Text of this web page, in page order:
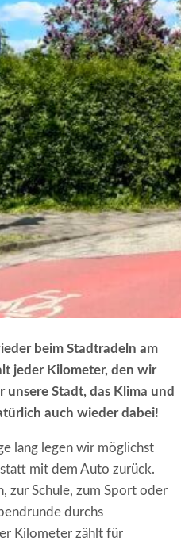
beim Stadtradeln am
jeder Kilometer, den wir
Stadt, das Klima und
auch wieder dabei!
lang legen wir möglichst
mit dem Auto zurück.
zur Schule, zum Sport oder
durchs
Kilometer zählt für